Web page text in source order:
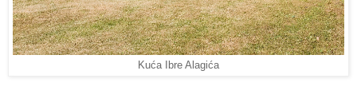
Kuća Ibre Alagića